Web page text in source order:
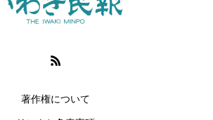
著作権について